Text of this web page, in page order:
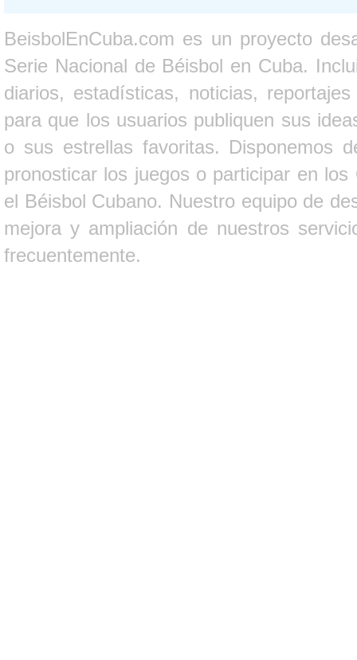
BeisbolEnCuba.com es un proyecto
Serie Nacional de Béisbol en Cuba.
diarios, estadísticas, noticias,
para que los usuarios publiquen sus
o sus estrellas favoritas. Disponemos
pronosticar los juegos o participar en
el Béisbol Cubano. Nuestro equipo de
mejora y ampliación de nuestros
frecuentemente.